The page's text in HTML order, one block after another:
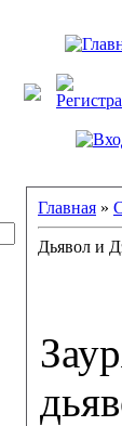
Главная »
Дьявол и